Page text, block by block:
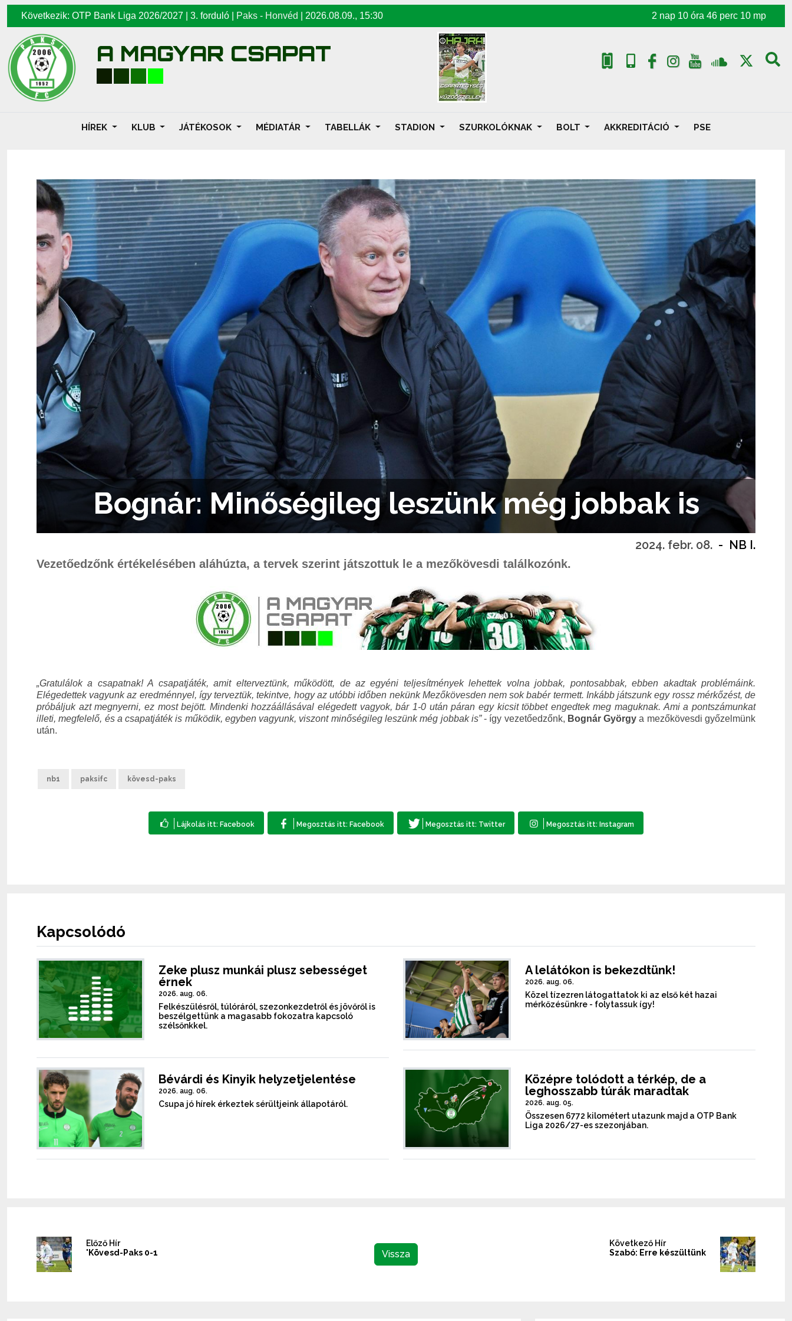
Következik: OTP Bank Liga 2026/2027 | 3. forduló | Paks - Honvéd 2026.08.09., 15:30 2 nap 10 óra 46 perc 08 mp
A MAGYAR CSAPAT
HÍREK KLUB JÁTÉKOSOK MÉDIATÁR TABELLÁK STADION SZURKOLÓKNAK BOLT AKKREDITÁCIÓ PSE
Bognár: Minőségileg leszünk még jobbak is
2024. febr. 08. - NB I.
Vezetőedzőnk értékelésében aláhúzta, a tervek szerint játszottuk le a mezőkövesdi találkozónk.
„Gratulálok a csapatnak! A csapatjáték, amit elterveztünk, működött, de az egyéni teljesítmények lehettek volna jobbak, pontosabbak, ebben akadtak problémáink.
Elégedettek vagyunk az eredménnyel, így terveztük, tekintve, hogy az utóbbi időben nekünk Mezőkövesden nem sok babér termett. Inkább játszunk egy rossz mérkőzést, de
próbáljuk azt megnyerni, ez most bejött. Mindenki hozzáállásával elégedett vagyok, bár 1-0 után páran egy kicsit többet engedtek meg maguknak. Ami a pontszámunkat
illeti, megfelelő, és a csapatjáték is működik, egyben vagyunk, viszont minőségileg leszünk még jobbak is”- így vezetőedzőnk, Bognár György a mezőkövesdi győzelmünk
után.
nb1 paksifc kövesd-paks
Kapcsolódó
Zeke plusz munkái plusz sebességet
érnek
2026. aug. 06.
Felkészülésről, túlóráról, szezonkezdetről és jövőről is
beszélgettünk a magasabb fokozatra kapcsoló
szélsőnkkel.
A lelátókon is bekezdtünk!
2026. aug. 06.
Közel tízezren látogattatok ki az első két hazai
mérkőzésünkre - folytassuk így!
Bévárdi és Kinyik helyzetjelentése
2026. aug. 06.
Csupa jó hírek érkeztek sérültjeink állapotáról.
Középre tolódott a térkép, de a
leghosszabb túrák maradtak
2026. aug. 05.
Összesen 6772 kilométert utazunk majd a OTP Bank
Liga 2026/27-es szezonjában.
Előző Hír
'Kövesd-Paks 0-1
Vissza
Következő Hír
Szabó: Erre készültünk